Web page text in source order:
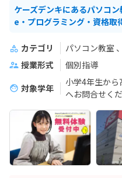
ケーズデンキにあるパソコ
e・プログラミング・資格取
カテゴリ パソコン教室
授業形式
個別指導
対象学年
小学4年生か
へお問合せくだ